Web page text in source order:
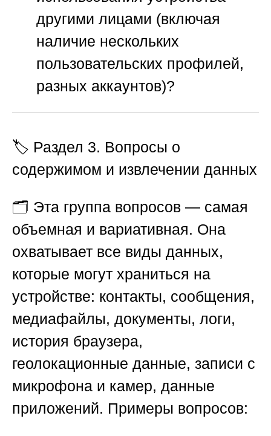
другими лицами (включая
наличие нескольких
пользовательских профилей,
разных аккаунтов)?
🏷️ Раздел 3. Вопросы о
содержимом и извлечении данных
🗂️ Эта группа вопросов — самая
объемная и вариативная. Она
охватывает все виды данных,
которые могут храниться на
устройстве: контакты, сообщения,
медиафайлы, документы, логи,
история браузера,
геолокационные данные, записи с
микрофона и камер, данные
приложений. Примеры вопросов: